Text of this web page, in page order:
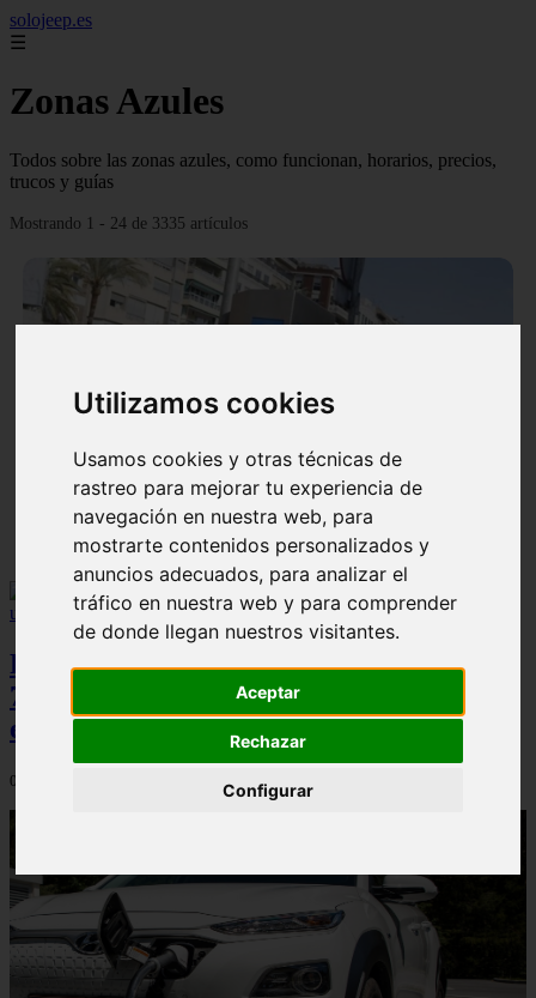
Utilizamos cookies
Usamos cookies y otras técnicas de
rastreo para mejorar tu experiencia de
navegación en nuestra web, para
mostrarte contenidos personalizados y
anuncios adecuados, para analizar el
tráfico en nuestra web y para comprender
de donde llegan nuestros visitantes.
Aceptar
Rechazar
Configurar
solojeep.es
☰
Zonas Azules
Todos sobre las zonas azules, como funcionan, horarios, precios,
trucos y guías
Mostrando 1 - 24 de 3335 artículos
▷ Zona Azul Las Palmas 《 Horarios y Tarifas 》
2024 ✔️
Peugeot acelera en el mercado español:
7.062 matriculaciones y un 5,9% de cuota
en julio
06/08/2026